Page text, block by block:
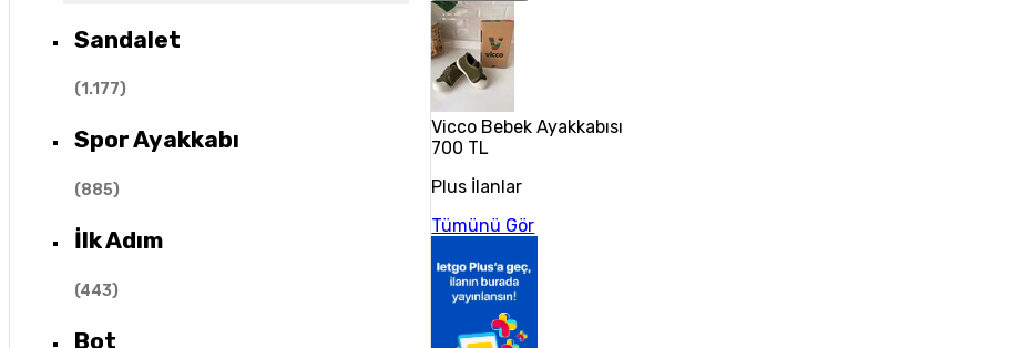
Sandalet
(1.177)
Spor Ayakkabı
(885)
İlk Adım
(443)
Bot
Vicco Bebek Ayakkabısı
700 TL
Plus İlanlar
Tümünü Gör